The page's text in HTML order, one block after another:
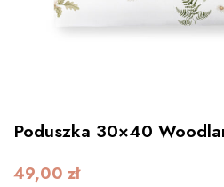
Poduszka 30×40
49,00 zł